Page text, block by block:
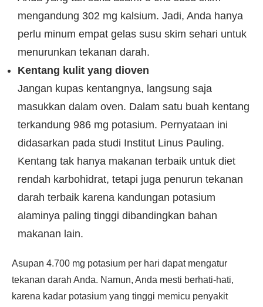
mengandung 302 mg kalsium. Jadi, Anda hanya
perlu minum empat gelas susu skim sehari untuk
menurunkan tekanan darah.
Kentang kulit yang dioven
Jangan kupas kentangnya, langsung saja
masukkan dalam oven. Dalam satu buah kentang
terkandung 986 mg potasium. Pernyataan ini
didasarkan pada studi Institut Linus Pauling.
Kentang tak hanya makanan terbaik untuk diet
rendah karbohidrat, tetapi juga penurun tekanan
darah terbaik karena kandungan potasium
alaminya paling tinggi dibandingkan bahan
makanan lain.
Asupan 4.700 mg potasium per hari dapat mengatur
tekanan darah Anda. Namun, Anda mesti berhati-hati,
karena kadar potasium yang tinggi memicu penyakit